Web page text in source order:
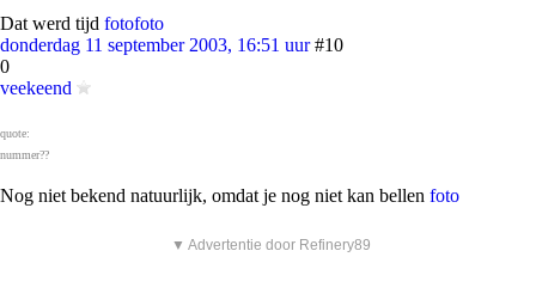
Dat werd tijd fotofoto
donderdag 11 september 2003, 16:51 uur #10
0
veekeend
quote:
nummer??
Nog niet bekend natuurlijk, omdat je nog niet kan bellen foto
▼ Advertentie door Refinery89